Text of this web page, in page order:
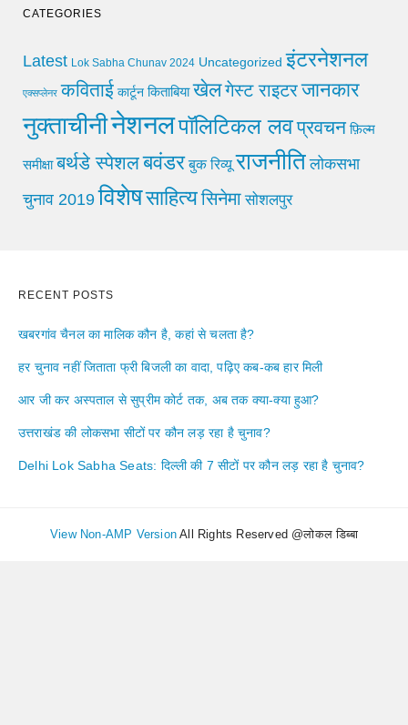
CATEGORIES
Latest Lok Sabha Chunav 2024 Uncategorized इंटरनेशनल
एक्सप्लेनर कविताई कार्टून किताबिया खेलगेस्ट राइटरजानकार
नुक्ताचीनीनेशनलपॉलिटिकल लवप्रवचन फ़िल्म
समीक्षा बर्थडे स्पेशलबवंडर बुक रिव्यू राजनीति लोकसभा
चुनाव 2019 विशेषसाहित्यसिनेमा सोशलपुर
RECENT POSTS
खबरगांव चैनल का मालिक कौन है, कहां से चलता है?
हर चुनाव नहीं जिताता फ्री बिजली का वादा, पढ़िए कब-कब हार मिली
आर जी कर अस्पताल से सुप्रीम कोर्ट तक, अब तक क्या-क्या हुआ?
उत्तराखंड की लोकसभा सीटों पर कौन लड़ रहा है चुनाव?
Delhi Lok Sabha Seats: दिल्ली की 7 सीटों पर कौन लड़ रहा है चुनाव?
View Non-AMP Version All Rights Reserved @लोकल डिब्बा